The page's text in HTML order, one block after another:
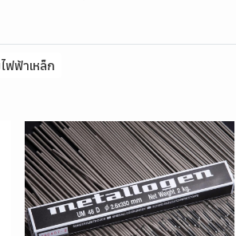
ฟฟ้าเหล็ก